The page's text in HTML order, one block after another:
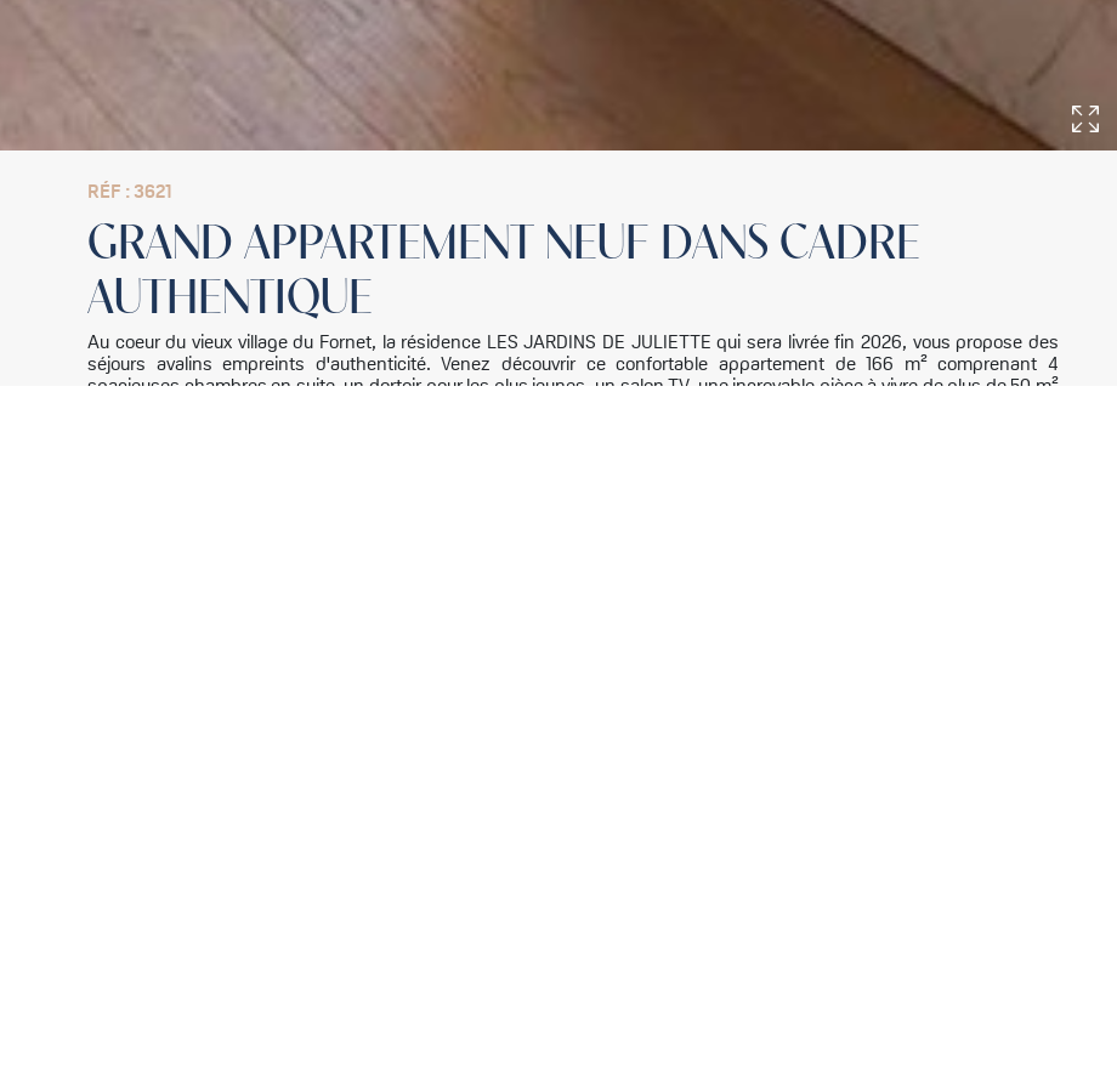
RÉF : 3621
GRAND APPARTEMENT NEUF DANS CADRE
AUTHENTIQUE
Au coeur du vieux village du Fornet, la résidence LES JARDINS DE JULIETTE qui sera livrée fin 2026, vous propose des
séjours avalins empreints d'authenticité. Venez découvrir ce confortable appartement de 166 m² comprenant 4
spacieuses chambres en suite, un dortoir pour les plus jeunes, un salon TV, une incroyable pièce à vivre de plus de 50 m²